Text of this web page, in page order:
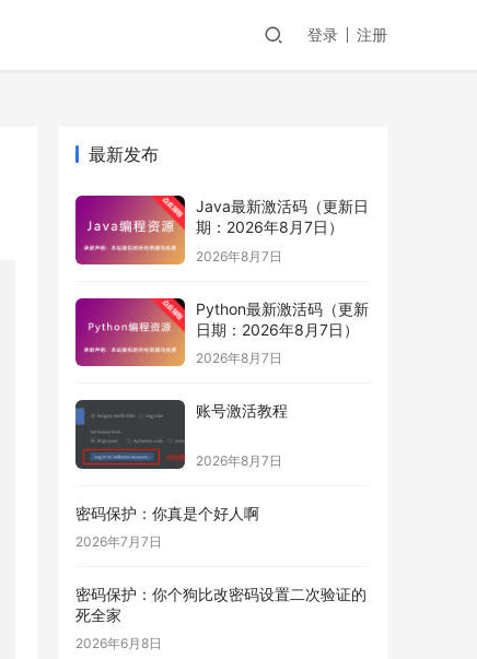
登录 注册
最新发布
Java最新激活码（更新日
期：2026年8月7日）
2026年8月7日
Python最新激活码（更新
日期：2026年8月7日）
2026年8月7日
账号激活教程
2026年8月7日
密码保护：你真是个好人啊
2026年7月7日
密码保护：你个狗比改密码设置二次验证的
死全家
2026年6月8日